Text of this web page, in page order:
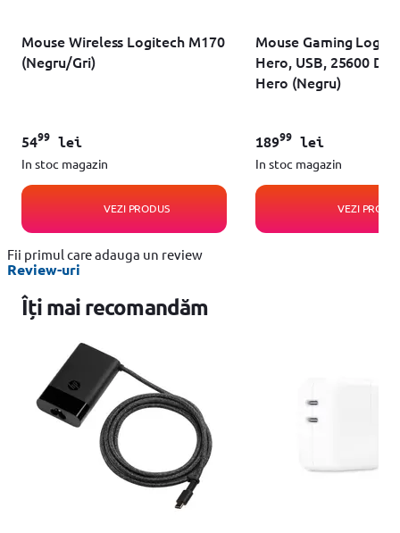
Mouse Wireless Logitech M170
(Negru/Gri)
5499lei
In stoc magazin
VEZI PRODUS
Mouse Gaming
Hero, USB, 25600
Hero (Negru)
18999lei
In stoc magazin
VEZI
Fii primul care adauga un review
Review-uri
Îți mai recomandăm